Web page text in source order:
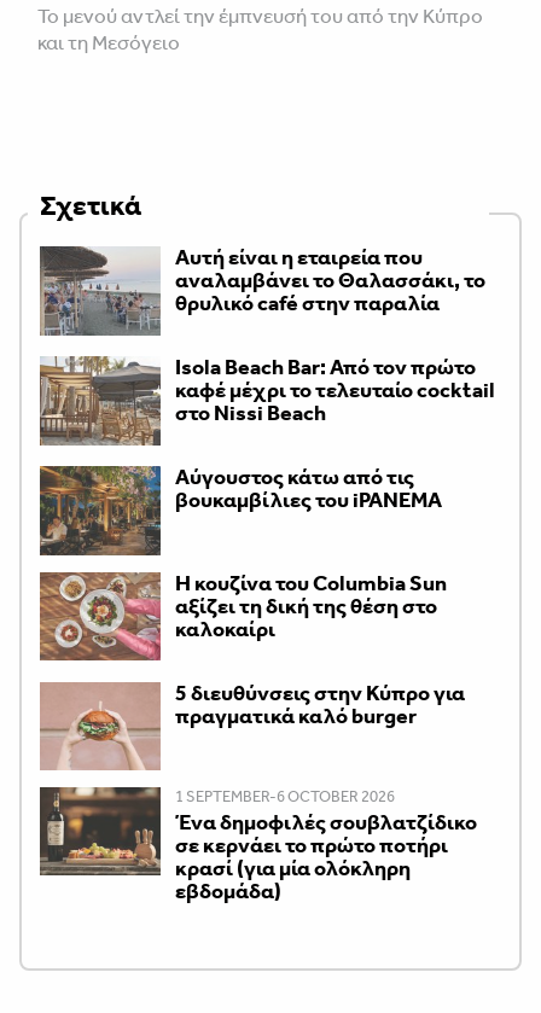
Το μενού αντλεί την έμπνευσή του από την Κύπρο
και τη Μεσόγειο
Σχετικά
Αυτή είναι η εταιρεία που
αναλαμβάνει το Θαλασσάκι, το
θρυλικό café στην παραλία
Isola Beach Bar: Από τον πρώτο
καφέ μέχρι το τελευταίο cocktail
στο Nissi Beach
Αύγουστος κάτω από τις
βουκαμβίλιες του iPANEMA
Η κουζίνα του Columbia Sun
αξίζει τη δική της θέση στο
καλοκαίρι
5 διευθύνσεις στην Κύπρο για
πραγματικά καλό burger
1 SEPTEMBER-6 OCTOBER 2026
Ένα δημοφιλές σουβλατζίδικο
σε κερνάει το πρώτο ποτήρι
κρασί (για μία ολόκληρη
εβδομάδα)